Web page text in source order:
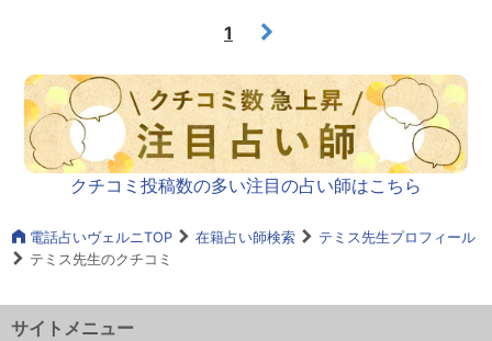
1
クチコミ投稿数の多い注目の占い師はこちら
電話占いヴェルニTOP 在籍占い師検索
テミス先生プロフィール
テミス先生のクチコミ
サイトメニュー